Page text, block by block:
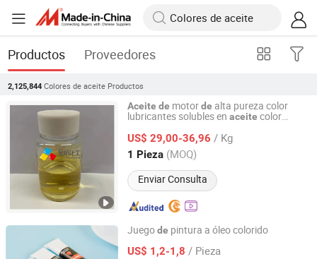
Productos Proveedores
2,125,844 Colores de aceite Productos
Aceite de motorde alta pureza color
lubricantes solubles en aceite color
US$ 29,00-36,96 / Kg
1 Pieza (MOQ)
Enviar Consulta
Hunan Jqmaterial Tech Co., Ltd.
Hunan, China Desde 2024
Juegode pintura a óleo colorido
US$ 1,2-1,8 / Pieza
Jinhua Gowin Canvas Co., Ltd.